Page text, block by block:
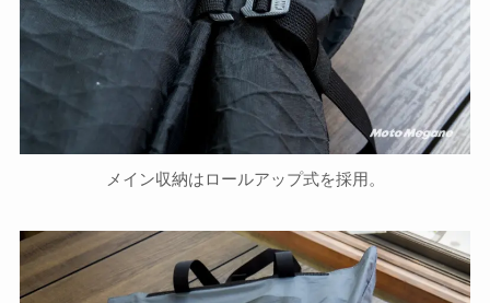
メイン収納はロールアップ式を採用。